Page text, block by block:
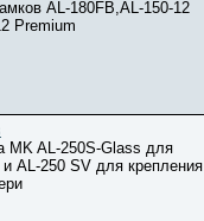
AL-180FB,AL-150-12
Premium
MK AL-250S-Glass для
AL-250 SV для крепления